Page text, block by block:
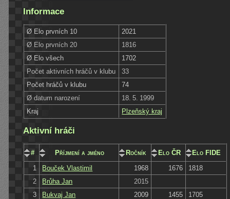
Informace
Ø Elo prvních 10
2021
Ø Elo prvních 20
1816
Ø Elo všech
1702
Počet aktivních hráčů v klubu
33
Počet hráčů v klubu
74
Ø datum narození
18. 5. 1999
Kraj
Plzeňský kraj
Aktivní hráči
# Příjmení a jméno Ročník Elo ČR
Elo FIDE
1
Bouček Vlastimil 1968 1676
1818
2
Brůha Jan
2015
3
Bukvaj Jan 2009 1455
1705